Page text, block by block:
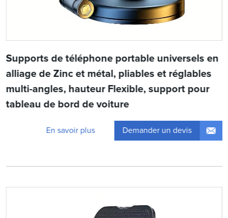
Supports de téléphone portable universels en
alliage de Zinc et métal, pliables et réglables
multi-angles, hauteur Flexible, support pour
tableau de bord de voiture
En savoir plus Demander un devis